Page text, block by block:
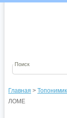
Главная >
ЛОМЕ